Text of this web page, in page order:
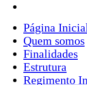
Página
Quem somos
Finalidades
Estrutura
Regimento